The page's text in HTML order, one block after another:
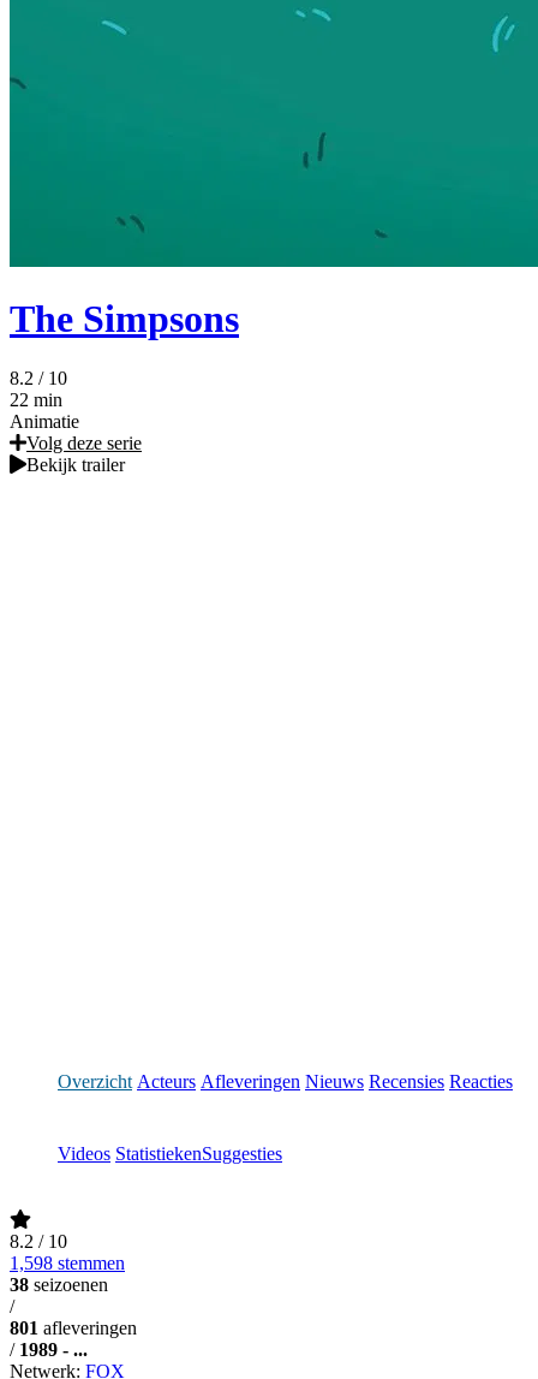
The Simpsons
8.2 / 10
22 min
Animatie
Volg deze serie
Bekijk trailer
Overzicht Acteurs Afleveringen Nieuws Recensies Reacties
Videos StatistiekenSuggesties
8.2 / 10
1,598 stemmen
38 seizoenen
/
801 afleveringen
/ 1989 - ...
Netwerk: FOX